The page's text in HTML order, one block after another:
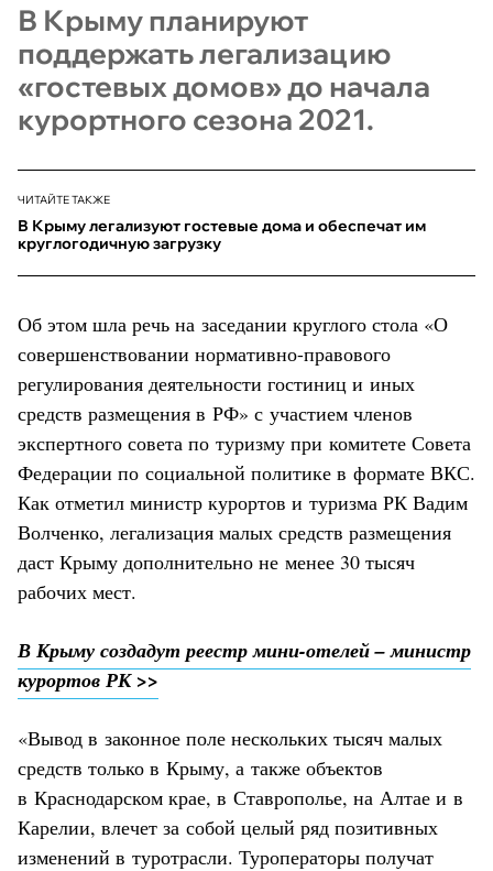
В Крыму планируют
поддержать легализацию
«гостевых домов» до начала
курортного сезона 2021.
ЧИТАЙТЕ ТАКЖЕ
В Крыму легализуют гостевые дома и обеспечат им
круглогодичную загрузку
Об этом шла речь на заседании круглого стола «О
совершенствовании нормативно-правового
регулирования деятельности гостиниц и иных
средств размещения в РФ» с участием членов
экспертного совета по туризму при комитете Совета
Федерации по социальной политике в формате ВКС.
Как отметил министр курортов и туризма РК Вадим
Волченко, легализация малых средств размещения
даст Крыму дополнительно не менее 30 тысяч
рабочих мест.
В Крыму создадут реестр мини-отелей – министр
курортов РК >>
«Вывод в законное поле нескольких тысяч малых
средств только в Крыму, а также объектов
в Краснодарском крае, в Ставрополье, на Алтае и в
Карелии, влечет за собой целый ряд позитивных
изменений в туротрасли. Туроператоры получат